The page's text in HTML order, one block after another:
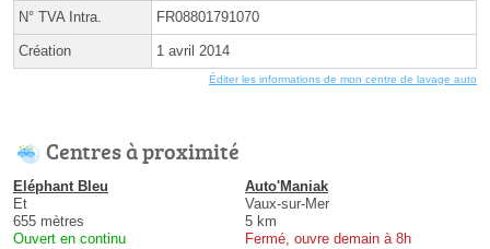
N° TVA Intra. FR08801791070
Création 1 avril 2014
Éditer les informations de mon centre de lavage auto
Centres à proximité
Eléphant Bleu
Et
655 mètres
Ouvert en continu
Auto'Maniak
Vaux-sur-Mer
5 km
Fermé, ouvre demain à 8h